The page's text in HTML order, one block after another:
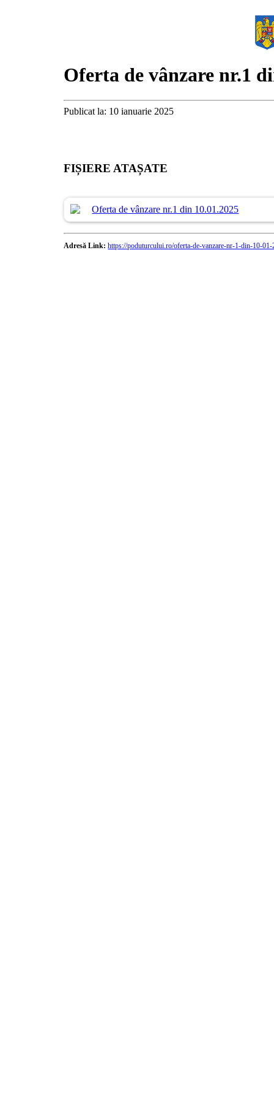
Oferta de vânzare nr.1
Publicat la: 10 ianuarie 2025
FIȘIERE ATAȘATE
Oferta de vânzare nr.1 din 10.01.2025
Adresă Link: https://poduturcului.ro/oferta-de-vanzare-nr-1-din-10-01-